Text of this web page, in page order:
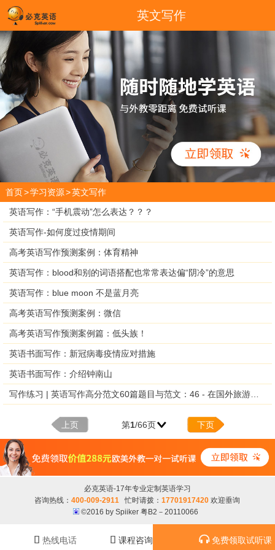
英文写作
首页>学习资源>英文写作
英语写作：“手机震动”怎么表达？？？
英语写作-如何度过疫情期间
高考英语写作预测案例：体育精神
英语写作：blood和别的词语搭配也常常表达偏“阴冷”的意思
英语写作：blue moon 不是蓝月亮
高考英语写作预测案例：微信
高考英语写作预测案例篇：低头族！
英语书面写作：新冠病毒疫情应对措施
英语书面写作：介绍钟南山
写作练习 | 英语写作高分范文60篇题目与范文：46 - 在国外旅游时的礼仪
上页 第1/66页 下页
必克英语-17年专业定制英语学习
咨询热线：400-009-2911 忙时请拨：17701917420 欢迎垂询
©2016 by Spiiker 粤B2－20110066
 热线电话  课程咨询  免费领取试听课